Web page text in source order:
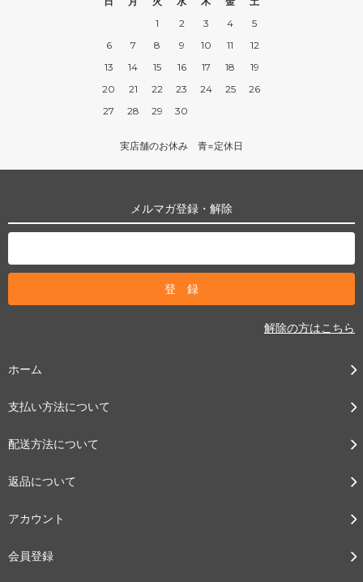
1
2 3 4
5
6
7 8 9 10 11
12
13
14 15 16 17 18
19
20
21 22 23 24 25
26
27
28 29 30
実店舗のお休み 青=定休日
メルマガ登録・解除
解除の方はこちら
ホーム
支払い方法について
配送方法について
返品について
アカウント
会員登録